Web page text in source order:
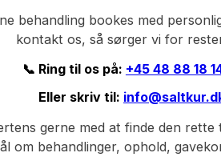
behandling bookes med
kontakt os, så sørger vi for
📞 Ring til os på: +45 48 88 18
Eller skriv til:
gerne med at finde den rette
om behandlinger, ophold,